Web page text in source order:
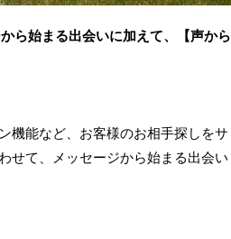
ら始まる出会いに加えて、【声から
機能など、お客様のお相手探しをサ
せて、メッセージから始まる出会い